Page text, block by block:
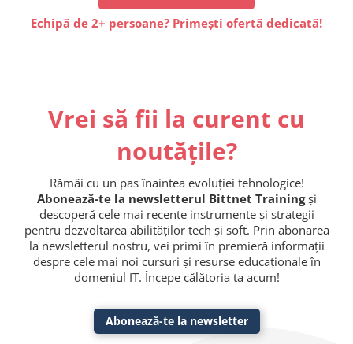
Echipă de 2+ persoane? Primești ofertă dedicată!
Vrei să fii la curent cu
noutățile?
Rămâi cu un pas înaintea evoluției tehnologice!
Abonează-te la newsletterul Bittnet Trainingși
descoperă cele mai recente instrumente și strategii
pentru dezvoltarea abilităților tech și soft. Prin abonarea
la newsletterul nostru, vei primi în premieră informații
despre cele mai noi cursuri și resurse educaționale în
domeniul IT. Începe călătoria ta acum!
Abonează-te la newsletter